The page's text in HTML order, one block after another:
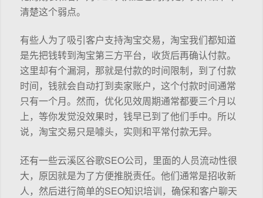
清楚这个弱点。
有些人为了吸引客户支持淘宝交易，淘宝我们都知道
是先把钱转到淘宝第三方平台，收货后再确认付款。
这里却有个漏洞，那就是付款的时间限制，到了付款
时间，钱就会自动打到卖家账户，这个付款时间通常
只有一个月。然而，优化见效周期通常都要三个月以
上，等你发觉没效果时，钱早已到了他们手中。所以
说，淘宝交易只是噱头，实则和平常付款无异。
还有一些云溪区谷歌SEO公司，里面的人员流动性很
大，原因就是为了方便推脱责任。他们通常是招收新
人，然后进行简单的SEO知识培训，确保和客户聊天